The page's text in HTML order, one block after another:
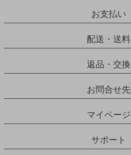
お支払い
配送・送料
返品・交換
お問合せ先
マイページ
サポート